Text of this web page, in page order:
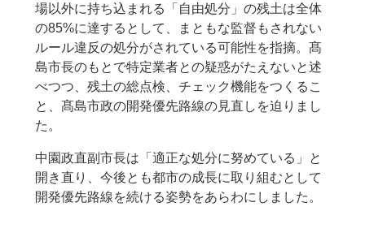
場以外に持ち込まれる「自由処分」の残土は全体
の85%に達するとして、まともな監督もされない
ルール違反の処分がされている可能性を指摘。髙
島市長のもとで特定業者との疑惑がたえないと述
べつつ、残土の総点検、チェック機能をつくるこ
と、髙島市政の開発優先路線の見直しを迫りまし
た。
中園政直副市長は「適正な処分に努めている」と
開き直り、今後とも都市の成長に取り組むとして
開発優先路線を続ける姿勢をあらわにしました。